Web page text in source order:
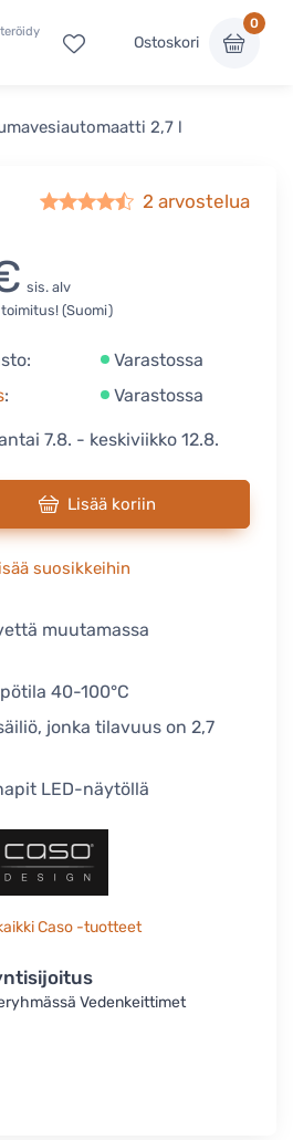
Ostoskori
0
2,7 l
2 arvostelua
sis. alv
(Suomi)
Varastossa
: Varastossa
7.8. - keskiviikko 12.8.
Lisää koriin
suosikkeihin
muutamassa
40-100°C
jonka tilavuus on 2,7
LED-näytöllä
Caso -tuotteet
Vedenkeittimet